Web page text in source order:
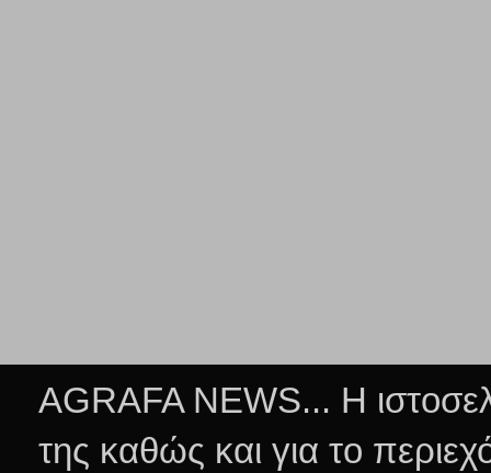
AGRAFA NEWS... Η
της καθώς και για το